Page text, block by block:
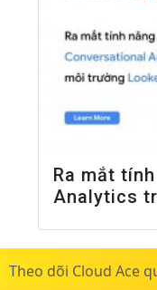
Ra mắt
Analytics
Theo dõi Cloud Ace